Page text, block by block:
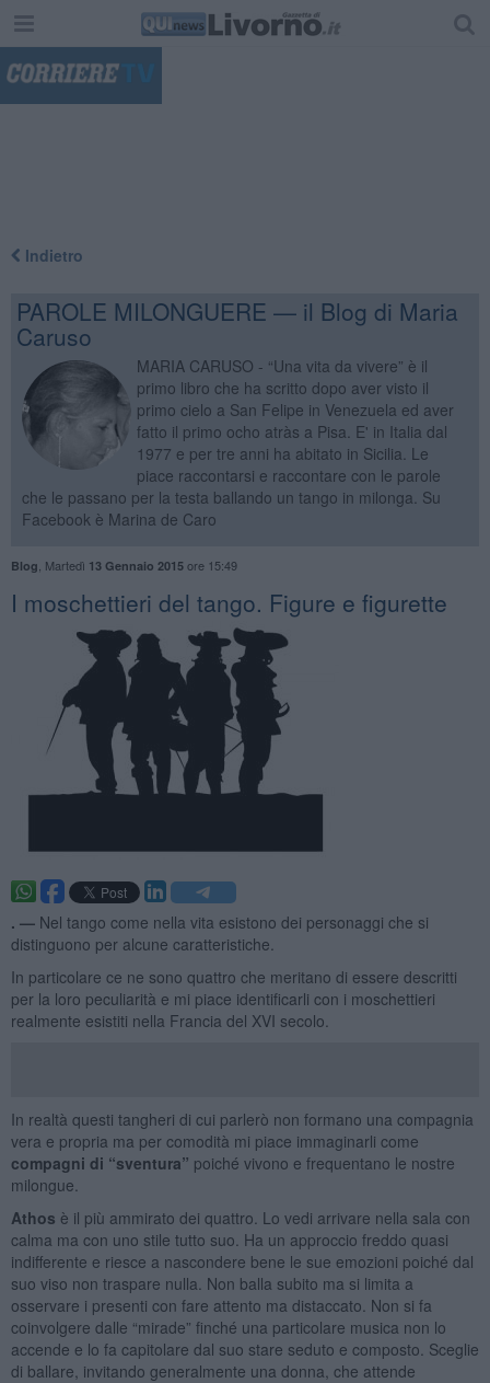
Indietro
PAROLE MILONGUERE — il Blog di Maria
Caruso
MARIA CARUSO - “Una vita da vivere” è il
primo libro che ha scritto dopo aver visto il
primo cielo a San Felipe in Venezuela ed aver
fatto il primo ocho atràs a Pisa. E' in Italia dal
1977 e per tre anni ha abitato in Sicilia. Le
piace raccontarsi e raccontare con le parole
che le passano per la testa ballando un tango in milonga. Su
Facebook è Marina de Caro
Blog Martedì 13 Gennaio 2015ore 15:49
I moschettieri del tango. Figure e figurette
. — Nel tango come nella vita esistono dei personaggi che si
distinguono per alcune caratteristiche.
In particolare ce ne sono quattro che meritano di essere descritti
per la loro peculiarità e mi piace identificarli con i moschettieri
realmente esistiti nella Francia del XVI secolo.
In realtà questi tangheri di cui parlerò non formano una compagnia
vera e propria ma per comodità mi piace immaginarli come
compagni di “sventura” poiché vivono e frequentano le nostre
milongue.
Athos è il più ammirato dei quattro. Lo vedi arrivare nella sala con
calma ma con uno stile tutto suo. Ha un approccio freddo quasi
indifferente e riesce a nascondere bene le sue emozioni poiché dal
suo viso non traspare nulla. Non balla subito ma si limita a
osservare i presenti con fare attento ma distaccato. Non si fa
coinvolgere dalle “mirade” finché una particolare musica non lo
accende e lo fa capitolare dal suo stare seduto e composto. Sceglie
di ballare, invitando generalmente una donna, che attende